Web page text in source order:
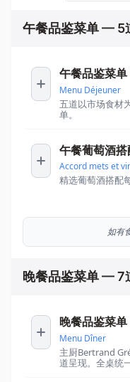
午餐品鉴菜单 — 5
午餐品鉴菜单
Menu Déjeuner
五道以市场食材
单。
午餐葡萄酒搭
Accord mets et
精选葡萄酒搭配
如有
晚餐品鉴菜单 — 7
晚餐品鉴菜单
Menu Dîner
主厨Bertrand
道呈现。全桌统